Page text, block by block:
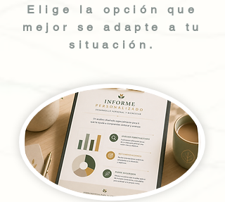
Elige la opción que
mejor se adapte a tu
situación.